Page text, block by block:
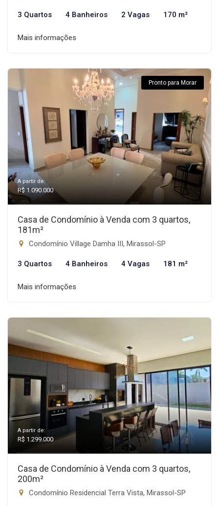
3 Quartos 4 Banheiros 2 Vagas 170 m²
Mais informações
Pronto para Morar
A partir de:
R$ 1.090.000
Casa de Condomínio à Venda com 3 quartos,
181m²
Condomínio Village Damha III, Mirassol-SP
3 Quartos 4 Banheiros 4 Vagas 181 m²
Mais informações
A partir de:
R$ 1.299.000
Casa de Condomínio à Venda com 3 quartos,
200m²
Condomínio Residencial Terra Vista, Mirassol-SP